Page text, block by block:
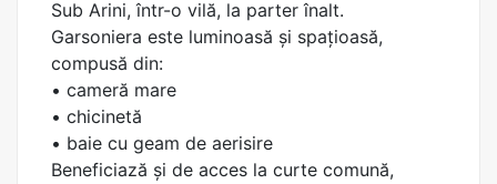
Sub Arini, într-o vilă, la parter înalt.
Garsoniera este luminoasă și spațioasă,
compusă din:
• cameră mare
• chicinetă
• baie cu geam de aerisire
Beneficiază și de acces la curte comună,